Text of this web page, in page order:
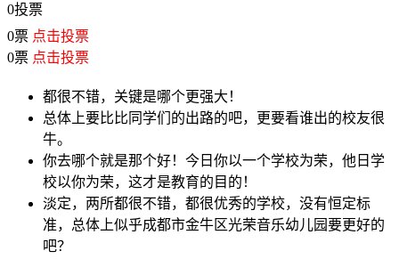
0投票
0票 点击投票
0票 点击投票
都很不错，关键是哪个更强大！
总体上要比比同学们的出路的吧，更要看谁出的校友很
牛。
你去哪个就是那个好！今日你以一个学校为荣，他日学
校以你为荣，这才是教育的目的！
淡定，两所都很不错，都很优秀的学校，没有恒定标
准，总体上似乎成都市金牛区光荣音乐幼儿园要更好的
吧？